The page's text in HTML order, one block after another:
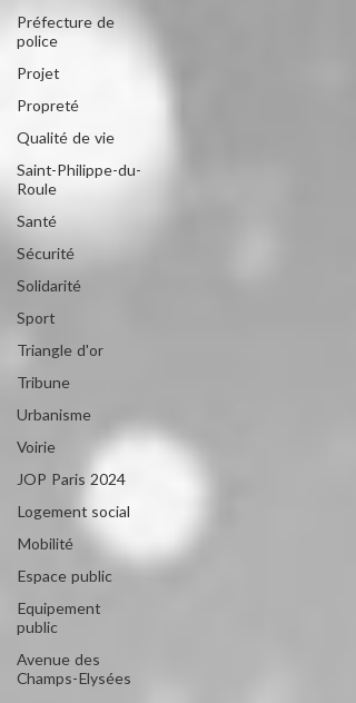
Préfecture de
police
Projet
Propreté
Qualité de vie
Saint-Philippe-du-
Roule
Santé
Sécurité
Solidarité
Sport
Triangle d'or
Tribune
Urbanisme
Voirie
JOP Paris 2024
Logement social
Mobilité
Espace public
Equipement
public
Avenue des
Champs-Elysées